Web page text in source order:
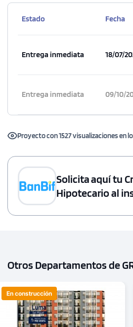
COTIZAR AHORA
Estado Fecha
Entrega inmediata 18/07/
Entrega inmediata 09/10/
Proyecto con 1527 visualizaciones en
Solicita aquí tu
Hipotecario al
Otros Departamentos de
En construcción